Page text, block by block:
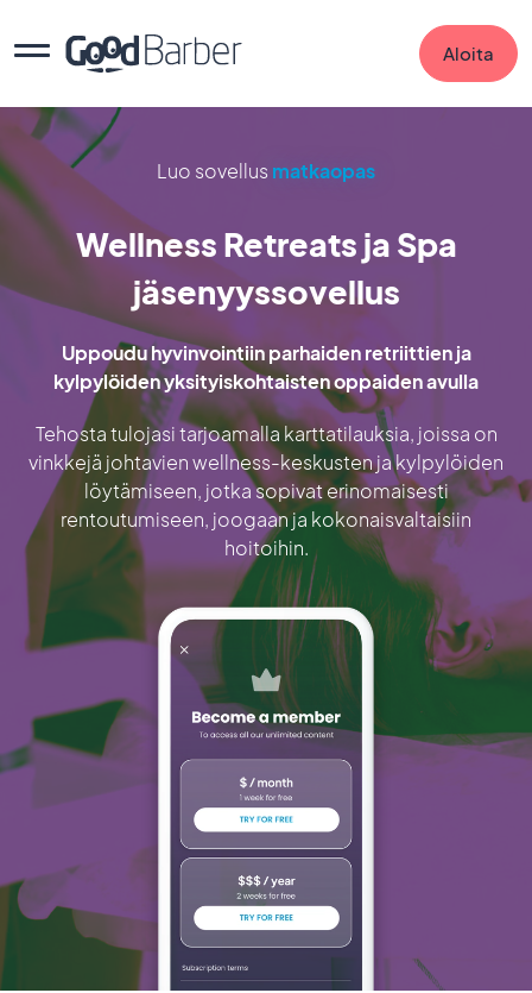
Aloita
Luo sovellus matkaopas
Wellness Retreats ja Spa
jäsenyyssovellus
Uppoudu hyvinvointiin parhaiden retriittien ja
kylpylöiden yksityiskohtaisten oppaiden avulla
Tehosta tulojasi tarjoamalla karttatilauksia, joissa on
vinkkejä johtavien wellness-keskusten ja kylpylöiden
löytämiseen, jotka sopivat erinomaisesti
rentoutumiseen, joogaan ja kokonaisvaltaisiin
hoitoihin.